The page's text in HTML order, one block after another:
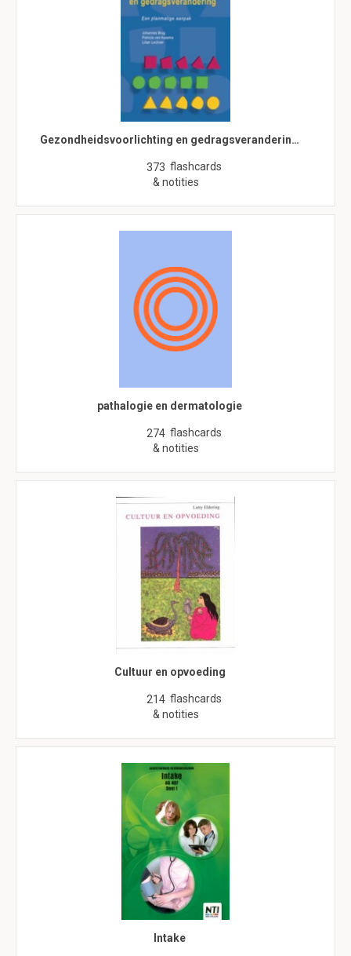
Gezondheidsvoorlichting en gedragsveranderin…
373 flashcards
& notities
pathalogie en dermatologie
274 flashcards
& notities
Cultuur en opvoeding
214 flashcards
& notities
Intake